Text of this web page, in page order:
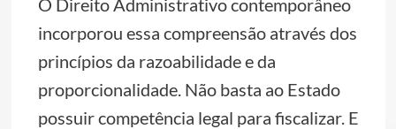
O Direito Administrativo contemporâneo
incorporou essa compreensão através dos
princípios da razoabilidade e da
proporcionalidade. Não basta ao Estado
possuir competência legal para fiscalizar. E